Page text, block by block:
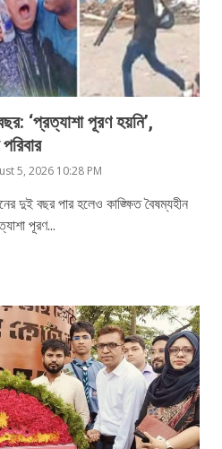
‘প্রত্যাশা পূরণ হয়নি’,
5, 2026 10:28 PM
দুই বছর পার হলেও কাঙ্ক্ষিত বৈষম্যহীন
পূরণ...